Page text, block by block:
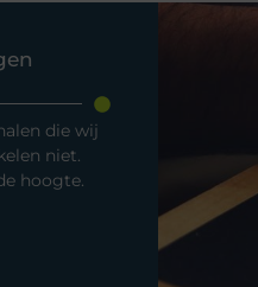
die wij
niet.
hoogte.